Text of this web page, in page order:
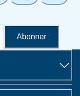
Abonner